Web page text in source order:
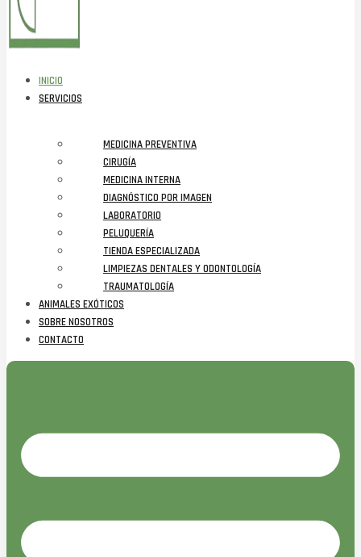
INICIO
SERVICIOS
MEDICINA PREVENTIVA
CIRUGÍA
MEDICINA INTERNA
DIAGNÓSTICO POR IMAGEN
LABORATORIO
PELUQUERÍA
TIENDA ESPECIALIZADA
LIMPIEZAS DENTALES Y ODONTOLOGÍA
TRAUMATOLOGÍA
ANIMALES EXÓTICOS
SOBRE NOSOTROS
CONTACTO